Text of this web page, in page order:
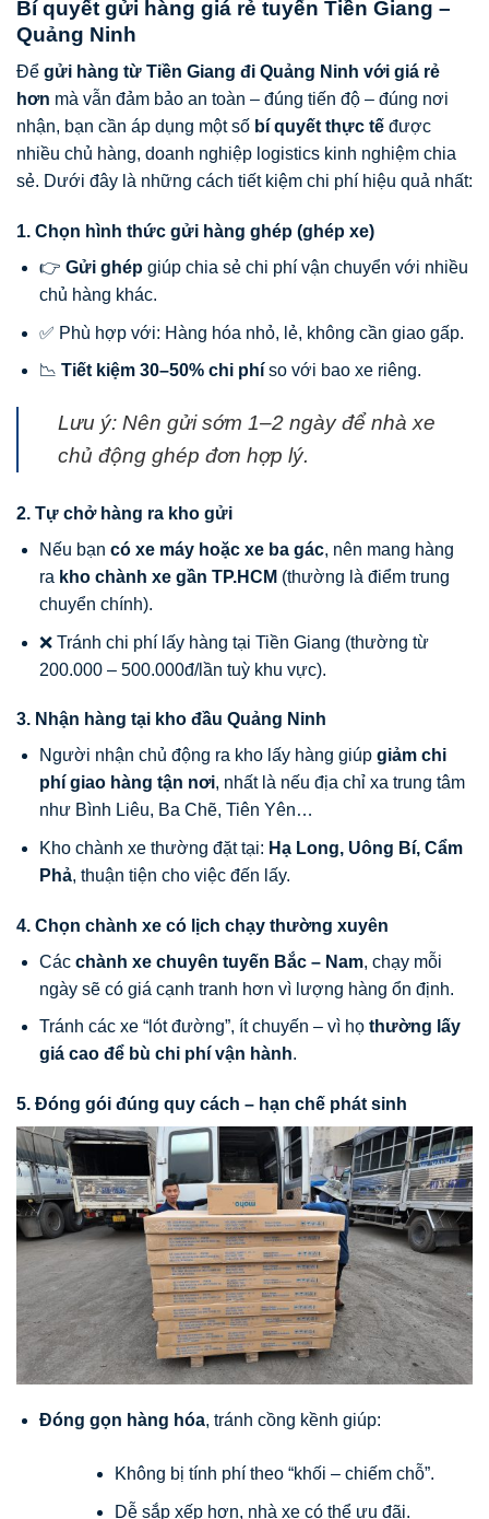
Bí quyết gửi hàng giá rẻ tuyến Tiền Giang –
Quảng Ninh
Để gửi hàng từ Tiền Giang đi Quảng Ninh với giá rẻ
hơn mà vẫn đảm bảo an toàn – đúng tiến độ – đúng nơi
nhận, bạn cần áp dụng một số bí quyết thực tế được
nhiều chủ hàng, doanh nghiệp logistics kinh nghiệm chia
sẻ. Dưới đây là những cách tiết kiệm chi phí hiệu quả nhất:
1. Chọn hình thức gửi hàng ghép (ghép xe)
👉 Gửi ghépgiúp chia sẻ chi phí vận chuyển với nhiều
chủ hàng khác.
✅ Phù hợp với: Hàng hóa nhỏ, lẻ, không cần giao gấp.
📉 Tiết kiệm 30–50% chi phíso với bao xe riêng.
Lưu ý: Nên gửi sớm 1–2 ngày để nhà xe
chủ động ghép đơn hợp lý.
2. Tự chở hàng ra kho gửi
Nếu bạn có xe máy hoặc xe ba gác, nên mang hàng
ra kho chành xe gần TP.HCM (thường là điểm trung
chuyển chính).
❌ Tránh chi phí lấy hàng tại Tiền Giang (thường từ
200.000 – 500.000đ/lần tuỳ khu vực).
3. Nhận hàng tại kho đầu Quảng Ninh
Người nhận chủ động ra kho lấy hàng giúp giảm chi
phí giao hàng tận nơi, nhất là nếu địa chỉ xa trung tâm
như Bình Liêu, Ba Chẽ, Tiên Yên…
Kho chành xe thường đặt tại: Hạ Long, Uông Bí, Cẩm
Phả, thuận tiện cho việc đến lấy.
4. Chọn chành xe có lịch chạy thường xuyên
Các chành xe chuyên tuyến Bắc – Nam, chạy mỗi
ngày sẽ có giá cạnh tranh hơn vì lượng hàng ổn định.
Tránh các xe “lót đường”, ít chuyến – vì họ thường lấy
giá cao để bù chi phí vận hành.
5. Đóng gói đúng quy cách – hạn chế phát sinh
Đóng gọn hàng hóa, tránh cồng kềnh giúp:
Không bị tính phí theo “khối – chiếm chỗ”.
Dễ sắp xếp hơn, nhà xe có thể ưu đãi.